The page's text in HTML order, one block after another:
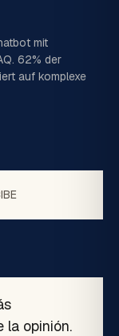
mit
62% der
auf komplexe
la opinión.